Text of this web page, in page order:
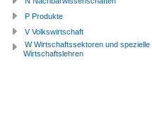
P Produkte
V Volkswirtschaft
W Wirtschaftssektoren und spezielle
Wirtschaftslehren